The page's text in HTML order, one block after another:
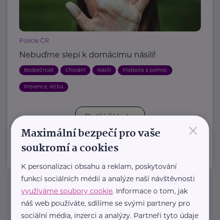
Policie ČR
Nebuďme slepí k domácímu násilí!
Bezpečnost Chování Násilí Podpora a pomoc
Prevence, léčba
Další články
Newsletter
×
Maximální bezpečí pro vaše
soukromí a cookies
K personalizaci obsahu a reklam, poskytování
funkcí sociálních médií a analýze naší návštěvnosti
využíváme soubory cookie. Informace o tom, jak
náš web používáte, sdílíme se svými partnery pro
sociální média, inzerci a analýzy. Partneři tyto údaje